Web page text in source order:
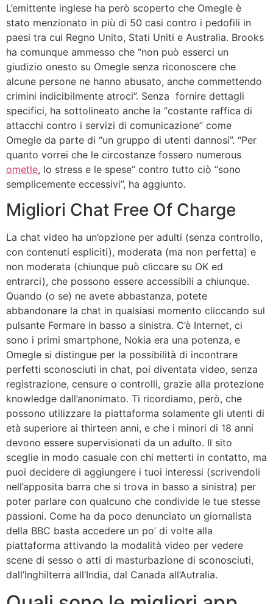
L’emittente inglese ha però scoperto che Omegle è
stato menzionato in più di 50 casi contro i pedofili in
paesi tra cui Regno Unito, Stati Uniti e Australia. Brooks
ha comunque ammesso che “non può esserci un
giudizio onesto su Omegle senza riconoscere che
alcune persone ne hanno abusato, anche commettendo
crimini indicibilmente atroci”. Senza fornire dettagli
specifici, ha sottolineato anche la “costante raffica di
attacchi contro i servizi di comunicazione” come
Omegle da parte di “un gruppo di utenti dannosi”. “Per
quanto vorrei che le circostanze fossero numerous
ometle, lo stress e le spese” contro tutto ciò “sono
semplicemente eccessivi”, ha aggiunto.
Migliori Chat Free Of Charge
La chat video ha un’opzione per adulti (senza controllo,
con contenuti espliciti), moderata (ma non perfetta) e
non moderata (chiunque può cliccare su OK ed
entrarci), che possono essere accessibili a chiunque.
Quando (o se) ne avete abbastanza, potete
abbandonare la chat in qualsiasi momento cliccando sul
pulsante Fermare in basso a sinistra. C’è Internet, ci
sono i primi smartphone, Nokia era una potenza, e
Omegle si distingue per la possibilità di incontrare
perfetti sconosciuti in chat, poi diventata video, senza
registrazione, censure o controlli, grazie alla protezione
knowledge dall’anonimato. Ti ricordiamo, però, che
possono utilizzare la piattaforma solamente gli utenti di
età superiore ai thirteen anni, e che i minori di 18 anni
devono essere supervisionati da un adulto. Il sito
sceglie in modo casuale con chi metterti in contatto, ma
puoi decidere di aggiungere i tuoi interessi (scrivendoli
nell’apposita barra che si trova in basso a sinistra) per
poter parlare con qualcuno che condivide le tue stesse
passioni. Come ha da poco denunciato un giornalista
della BBC basta accedere un po’ di volte alla
piattaforma attivando la modalità video per vedere
scene di sesso o atti di masturbazione di sconosciuti,
dall’Inghilterra all’India, dal Canada all’Autralia.